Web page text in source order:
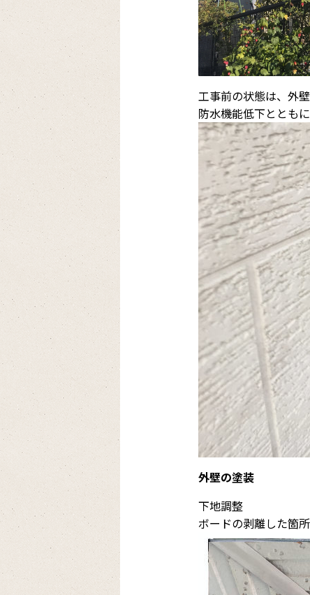
工事前の状態は、外
防水機能低下ととも
外壁の塗装
下地調整
ボードの剥離した箇